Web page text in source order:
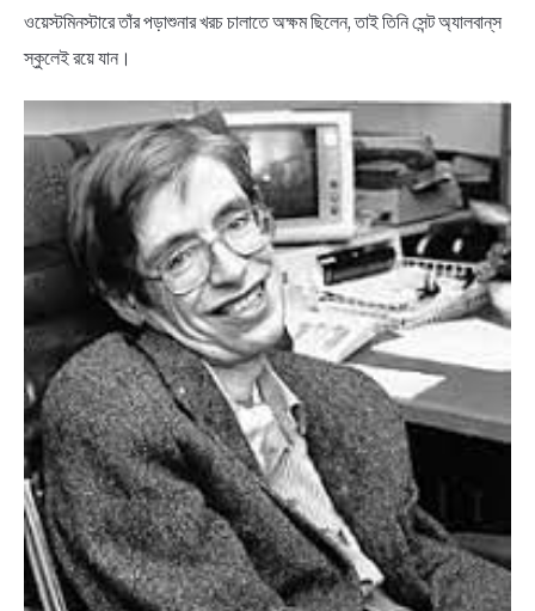
ওয়েস্টমিনস্টারে তাঁর পড়াশুনার খরচ চালাতে অক্ষম ছিলেন, তাই তিনি সেন্ট অ্যালবান্‌স
স্কুলেই রয়ে যান।